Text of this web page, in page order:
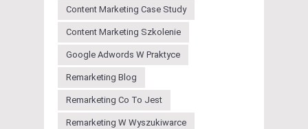
Content Marketing Case Study
Content Marketing Szkolenie
Google Adwords W Praktyce
Remarketing Blog
Remarketing Co To Jest
Remarketing W Wyszukiwarce